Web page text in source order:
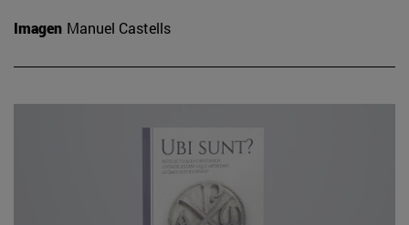
Imagen Manuel Castells